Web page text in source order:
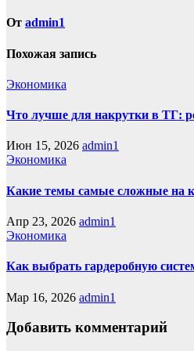
записям
От admin1
Похожая запись
Экономика
Что лучше для накрутки в ТГ:
Июн 15, 2026 admin1
Экономика
Какие темы самые сложные на
Апр 23, 2026 admin1
Экономика
Как выбрать гардеробную
Мар 16, 2026 admin1
Добавить комментарий